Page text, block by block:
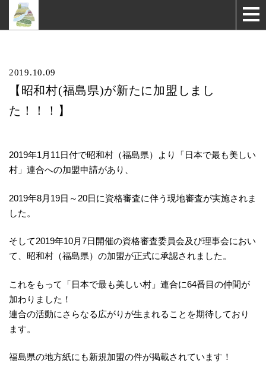
2019.10.09
【昭和村(福島県)が新たに加盟しまし
た！！！】
2019年1月11日付で昭和村（福島県）より「日本で最も美しい
村」連合への加盟申請があり、
2019年8月19日～20日に資格審査に伴う現地審査が実施されま
した。
そして2019年10月7日開催の資格審査委員会及び理事会におい
て、昭和村（福島県）の加盟が正式に承認されました。
これをもって「日本で最も美しい村」連合に64番目の仲間が
加わりました！
連合の活動にさらなる広がりが生まれることを期待しており
ます。
福島県の地方紙にも新規加盟の件が掲載されています！